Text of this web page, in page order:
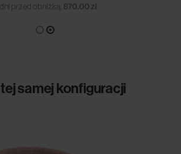
przed obniżką: 870.00 zł
samej konfiguracji